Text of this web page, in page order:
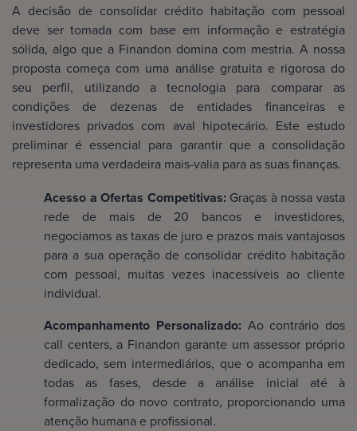
A decisão de consolidar crédito habitação com pessoal
deve ser tomada com base em informação e estratégia
sólida, algo que a Finandon domina com mestria. A nossa
proposta começa com uma análise gratuita e rigorosa do
seu perfil, utilizando a tecnologia para comparar as
condições de dezenas de entidades financeiras e
investidores privados com aval hipotecário. Este estudo
preliminar é essencial para garantir que a consolidação
representa uma verdadeira mais-valia para as suas finanças.
Acesso a Ofertas Competitivas: Graças à nossa vasta
rede de mais de 20 bancos e investidores,
negociamos as taxas de juro e prazos mais vantajosos
para a sua operação de consolidar crédito habitação
com pessoal, muitas vezes inacessíveis ao cliente
individual.
Acompanhamento Personalizado: Ao contrário dos
call centers, a Finandon garante um assessor próprio
dedicado, sem intermediários, que o acompanha em
todas as fases, desde a análise inicial até à
formalização do novo contrato, proporcionando uma
atenção humana e profissional.